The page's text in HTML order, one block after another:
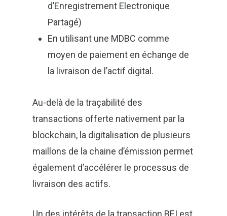
d’Enregistrement Electronique
Partagé)
En utilisant une MDBC comme
moyen de paiement en échange de
la livraison de l’actif digital.
Au-delà de la traçabilité des
transactions offerte nativement par la
blockchain, la digitalisation de plusieurs
maillons de la chaine d’émission permet
également d’accélérer le processus de
livraison des actifs.
Un des intérêts de la transaction BEI est